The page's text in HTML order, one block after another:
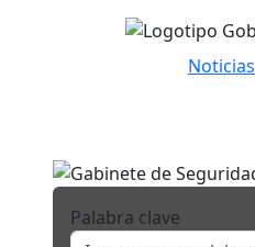
Noticias
Palabra clave